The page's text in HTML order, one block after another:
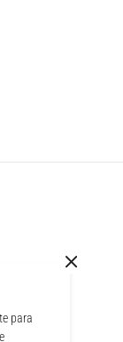
para